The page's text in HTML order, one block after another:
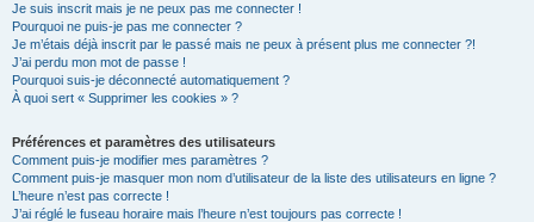
Je suis inscrit mais je ne peux pas me connecter !
Pourquoi ne puis-je pas me connecter ?
Je m’étais déjà inscrit par le passé mais ne peux à présent plus me connecter ?!
J’ai perdu mon mot de passe !
Pourquoi suis-je déconnecté automatiquement ?
À quoi sert « Supprimer les cookies » ?
Préférences et paramètres des utilisateurs
Comment puis-je modifier mes paramètres ?
Comment puis-je masquer mon nom d’utilisateur de la liste des utilisateurs en ligne ?
L’heure n’est pas correcte !
J’ai réglé le fuseau horaire mais l’heure n’est toujours pas correcte !